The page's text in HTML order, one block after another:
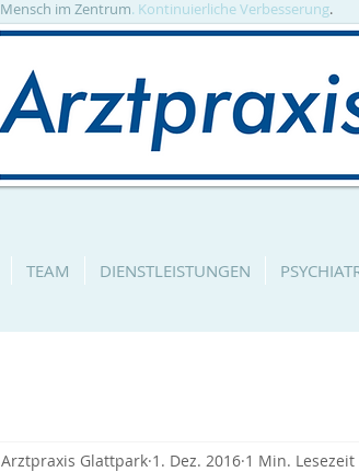
Mensch im Zentrum. Kontinuierliche Verbesserung.
TEAM DIENSTLEISTUNGEN
Arztpraxis Glattpark 1. Dez. 2016 1 Min. Lesezeit